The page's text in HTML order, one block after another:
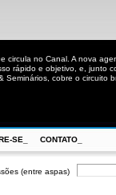
circula no Canal. A nova
rápido e objetivo, e, junto
Seminários, cobre o circuito
SE_ CONTATO_
(entre aspas)